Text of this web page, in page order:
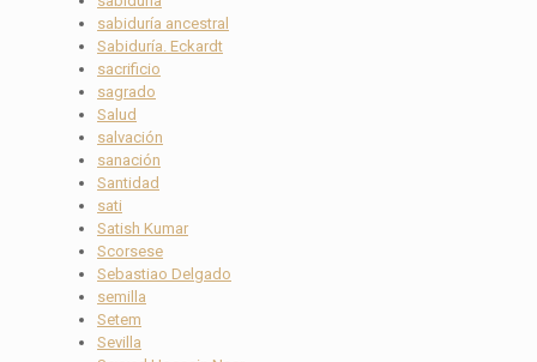
sabiduría ancestral
Sabiduría. Eckardt
sacrificio
sagrado
Salud
salvación
sanación
Santidad
sati
Satish Kumar
Scorsese
Sebastiao Delgado
semilla
Setem
Sevilla